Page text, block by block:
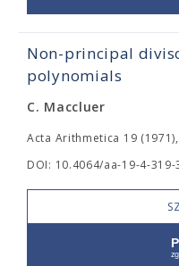
Non-principal
polynomials
C. Maccluer
Acta Arithmetica 19
DOI: 10.4064/aa-19-4-319-